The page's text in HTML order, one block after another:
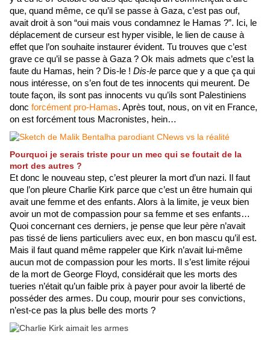
que, quand même, ce qu’il se passe à Gaza, c’est pas ouf,
avait droit à son “oui mais vous condamnez le Hamas ?”. Ici, le
déplacement de curseur est hyper visible, le lien de cause à
effet que l’on souhaite instaurer évident. Tu trouves que c’est
grave ce qu’il se passe à Gaza ? Ok mais admets que c’est la
faute du Hamas, hein ? Dis-le ! Dis-le parce que y a que ça qui
nous intéresse, on s’en fout de tes innocents qui meurent. De
toute façon, ils sont pas innocents vu qu’ils sont Palestiniens
donc forcément pro-Hamas. Après tout, nous, on vit en France,
on est forcément tous Macronistes, hein…
Pourquoi je serais triste pour un mec qui se foutait de la
mort des autres ?
Et donc le nouveau step, c’est pleurer la mort d’un nazi. Il faut
que l’on pleure Charlie Kirk parce que c’est un être humain qui
avait une femme et des enfants. Alors à la limite, je veux bien
avoir un mot de compassion pour sa femme et ses enfants…
Quoi concernant ces derniers, je pense que leur père n’avait
pas tissé de liens particuliers avec eux, en bon mascu qu’il est.
Mais il faut quand même rappeler que Kirk n’avait lui-même
aucun mot de compassion pour les morts. Il s’est limite réjoui
de la mort de George Floyd, considérait que les morts des
tueries n’était qu’un faible prix à payer pour avoir la liberté de
posséder des armes. Du coup, mourir pour ses convictions,
n’est-ce pas la plus belle des morts ?